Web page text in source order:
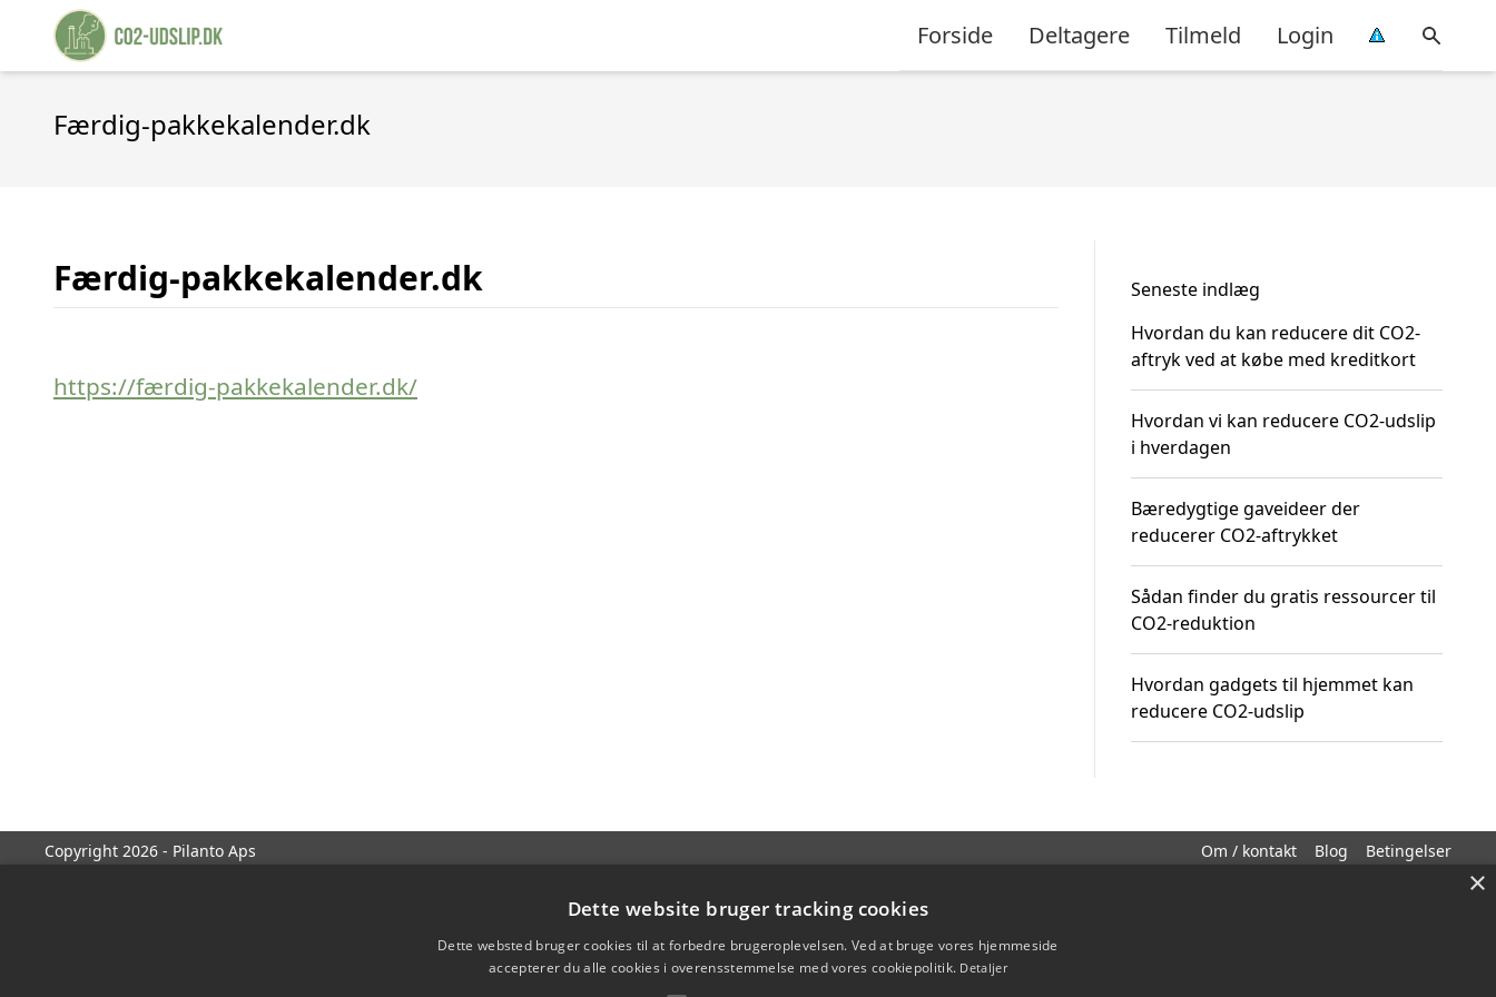
Forside Deltagere Tilmeld Login
Færdig-pakkekalender.dk
Færdig-pakkekalender.dk
https://færdig-pakkekalender.dk/
Seneste indlæg
Hvordan du kan reducere dit CO2-
aftryk ved at købe med kreditkort
Hvordan vi kan reducere CO2-udslip
i hverdagen
Bæredygtige gaveideer der
reducerer CO2-aftrykket
Sådan finder du gratis ressourcer til
CO2-reduktion
Hvordan gadgets til hjemmet kan
reducere CO2-udslip
Copyright 2026 - Pilanto Aps Om / kontakt Blog Betingelser
×
Dette website bruger tracking cookies
Dette websted bruger cookies til at forbedre brugeroplevelsen. Ved at bruge vores hjemmeside
accepterer du alle cookies i overensstemmelse med vores cookiepolitik. Detaljer